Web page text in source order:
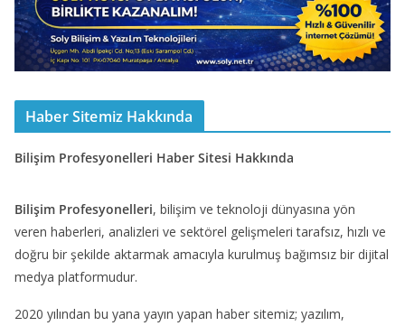
Haber Sitemiz Hakkında
Bilişim Profesyonelleri Haber Sitesi Hakkında
Bilişim Profesyonelleri, bilişim ve teknoloji dünyasına yön
veren haberleri, analizleri ve sektörel gelişmeleri tarafsız, hızlı ve
doğru bir şekilde aktarmak amacıyla kurulmuş bağımsız bir dijital
medya platformudur.
2020 yılından bu yana yayın yapan haber sitemiz; yazılım,